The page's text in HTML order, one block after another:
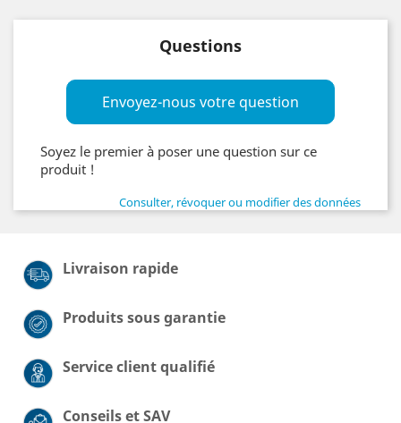
Questions
Envoyez-nous votre question
Soyez le premier à poser une question sur ce
produit !
Consulter, révoquer ou modifier des données
Livraison rapide
Produits sous garantie
Service client qualifié
Conseils et SAV